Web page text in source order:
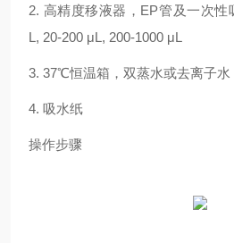
2. 高精度移液器， EP管及一次性
L, 20-200 μL, 200-1000 μL
3. 37℃恒温箱，双蒸水或去离子水
4. 吸水纸
操作步骤